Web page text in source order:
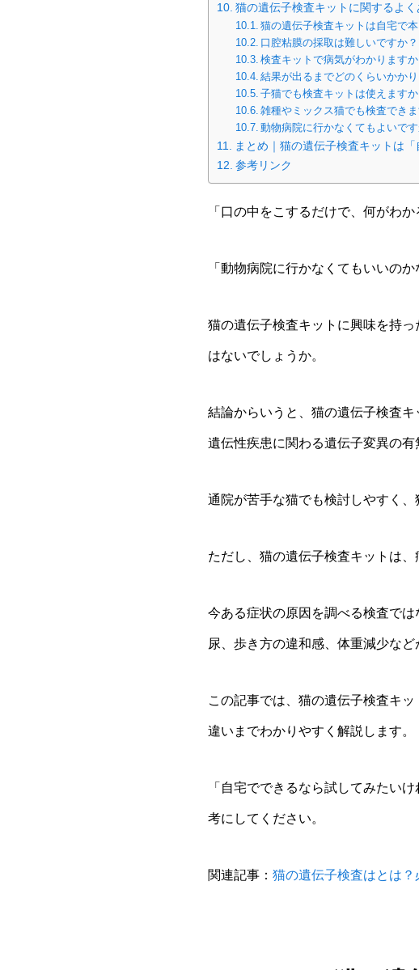
猫の遺伝子検査キットに関するよく
猫の遺伝子検査キットは自宅で
口腔粘膜の採取は難しいですか？
検査キットで病気がわかりますか
結果が出るまでどのくらいかかり
子猫でも検査キットは使えますか
雑種やミックス猫でも検査できま
動物病院に行かなくてもよいです
まとめ｜猫の遺伝子検査キットは
参考リンク
「口の中をこするだけで、何がわか
「動物病院に行かなくてもいいのか
猫の遺伝子検査キットに興味を持
はないでしょうか。
結論からいうと、猫の遺伝子検査
遺伝性疾患に関わる遺伝子変異の有
通院が苦手な猫でも検討しやすく
ただし、猫の遺伝子検査キットは
今ある症状の原因を調べる検査で
尿、歩き方の違和感、体重減少な
この記事では、猫の遺伝子検査キ
違いまでわかりやすく解説します。
「自宅でできるなら試してみたい
考にしてください。
関連記事： 猫の遺伝子検査はとは